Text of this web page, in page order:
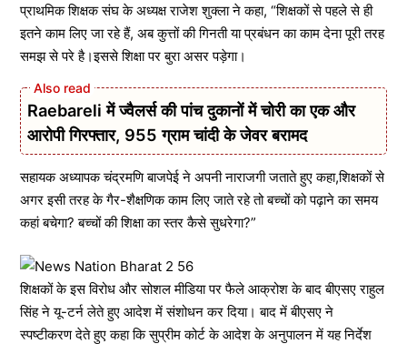
प्राथमिक शिक्षक संघ के अध्यक्ष राजेश शुक्ला ने कहा, “शिक्षकों से पहले से ही
इतने काम लिए जा रहे हैं, अब कुत्तों की गिनती या प्रबंधन का काम देना पूरी तरह
समझ से परे है।इससे शिक्षा पर बुरा असर पड़ेगा।
Raebareli में ज्वैलर्स की पांच दुकानों में चोरी का एक और
आरोपी गिरफ्तार, 955 ग्राम चांदी के जेवर बरामद
सहायक अध्यापक चंद्रमणि बाजपेई ने अपनी नाराजगी जताते हुए कहा,शिक्षकों से
अगर इसी तरह के गैर-शैक्षणिक काम लिए जाते रहे तो बच्चों को पढ़ाने का समय
कहां बचेगा? बच्चों की शिक्षा का स्तर कैसे सुधरेगा?”
शिक्षकों के इस विरोध और सोशल मीडिया पर फैले आक्रोश के बाद बीएसए राहुल
सिंह ने यू-टर्न लेते हुए आदेश में संशोधन कर दिया। बाद में बीएसए ने
स्पष्टीकरण देते हुए कहा कि सुप्रीम कोर्ट के आदेश के अनुपालन में यह निर्देश